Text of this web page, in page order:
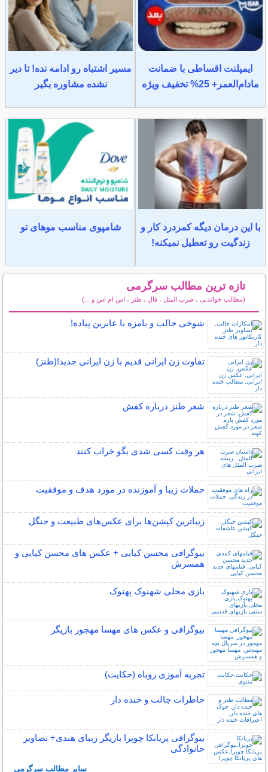
ایمپلنت اقساطی با ضمانت
مادام‌العمر+ 25% تخفیف ویژه
مسیر اشتباه رو ادامه نده! تا دیر
نشده مشاوره بگیر
با این درمان دیگه کمردرد کار و
زندگیت رو تعطیل نمیکنه!
شامپوی مناسب موهای تو
تازه ترین مطالب سرگرمی
(مطالب خواندنی ، ضرب المثل ، فال ، طنز ، اس ام اس و ...)
شوخی جالب و بامزه با عابرین پیاده!
تفاوت زن ایرانی قدیم با زن ایرانی جدید!(طنز)
شعر طنز درباره کفش
هر وقت کسی شدی بگو خراب کنند
جملات زیبا و آموزنده در مورد هدف و موفقیت
زیباترین کپشن‌ها برای عکس‌های طبیعت و جنگل
بیوگرافی محسن کیایی + عکس های محسن کیایی و
همسرش
بازی محلی شهنوک پهنوک
بیوگرافی و عکس های مهسا مهجور بازیگر
تجربه آموزی روباه (حکایت)
خاطرات جالب و خنده دار
بیوگرافی پریانکا چوپرا بازیگر زیبای هندی+ تصاویر
خانوادگی
سایر مطالب سرگرمی